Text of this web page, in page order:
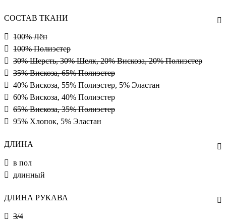
СОСТАВ ТКАНИ
100% Лён
100% Полиэстер
30% Шерсть, 30% Шелк, 20% Вискоза, 20% Полиэстер
35% Вискоза, 65% Полиэстер
40% Вискоза, 55% Полиэстер, 5% Эластан
60% Вискоза, 40% Полиэстер
65% Вискоза, 35% Полиэстер
95% Хлопок, 5% Эластан
ДЛИНА
в пол
длинный
ДЛИНА РУКАВА
3/4